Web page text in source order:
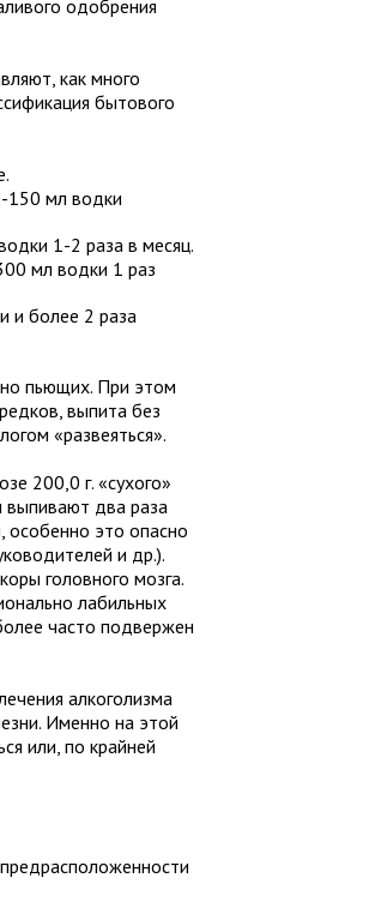
одобрения
как много
бытового
150 мл водки
1-2 раза в месяц.
мл водки 1 раз
и более 2 раза
пьющих. При этом
выпита без
«развеяться».
200,0 г. «сухого»
выпивают два раза
особенно это опасно
и др.).
головного мозга.
лабильных
часто подвержен
алкоголизма
Именно на этой
или, по крайней